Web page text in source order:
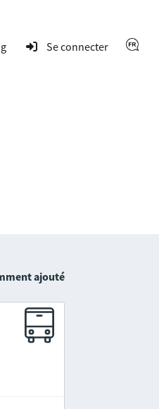
Se connecter
ajouté